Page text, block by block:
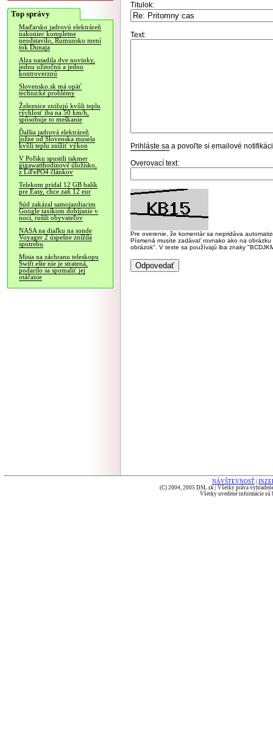
Top správy
Maďarsko jadrovú elektráreň
nakoniec kompletne
neodstavilo, Rumunsko mení
tok Dunaja
Alza nasadila dve novinky,
jednu užitočnú a jednu
kontroverznú
Slovensko.sk má opäť
technické problémy
Železnice znižujú kvôli teplu
rýchlosť iba na 50 km/h,
spôsobuje to meškanie
Ďalšia jadrová elektráreň
južne od Slovenska musela
kvôli teplu znížiť výkon
V Poľsku spustili takmer
gigawatthodinové úložisko,
z LiFePO4 článkov
Telekom pridal 12 GB balík
pre Easy, chce zaň 12 eur
Súd zakázal samojazdiacim
Google taxíkom dobíjanie v
noci, rušili obyvateľov
NASA na diaľku na sonde
Voyager 2 úspešne znížila
spotrebu
Misia na záchranu teleskopu
Swift ešte nie je stratená,
podarilo sa spomaliť jej
otáčanie
Titulok:
Text:
Prihláste sa a povoľte si emailové
Overovací text:
Pre overenie, že komentár sa nepridáva
Písmená musíte zadávať rovnako ako na
obrázok". V texte sa používajú iba znaky
NÁVŠTEVNOSŤ
(C) 2004, 2005 DSL.sk | Všetky práva
Všetky uvedené informácie sú